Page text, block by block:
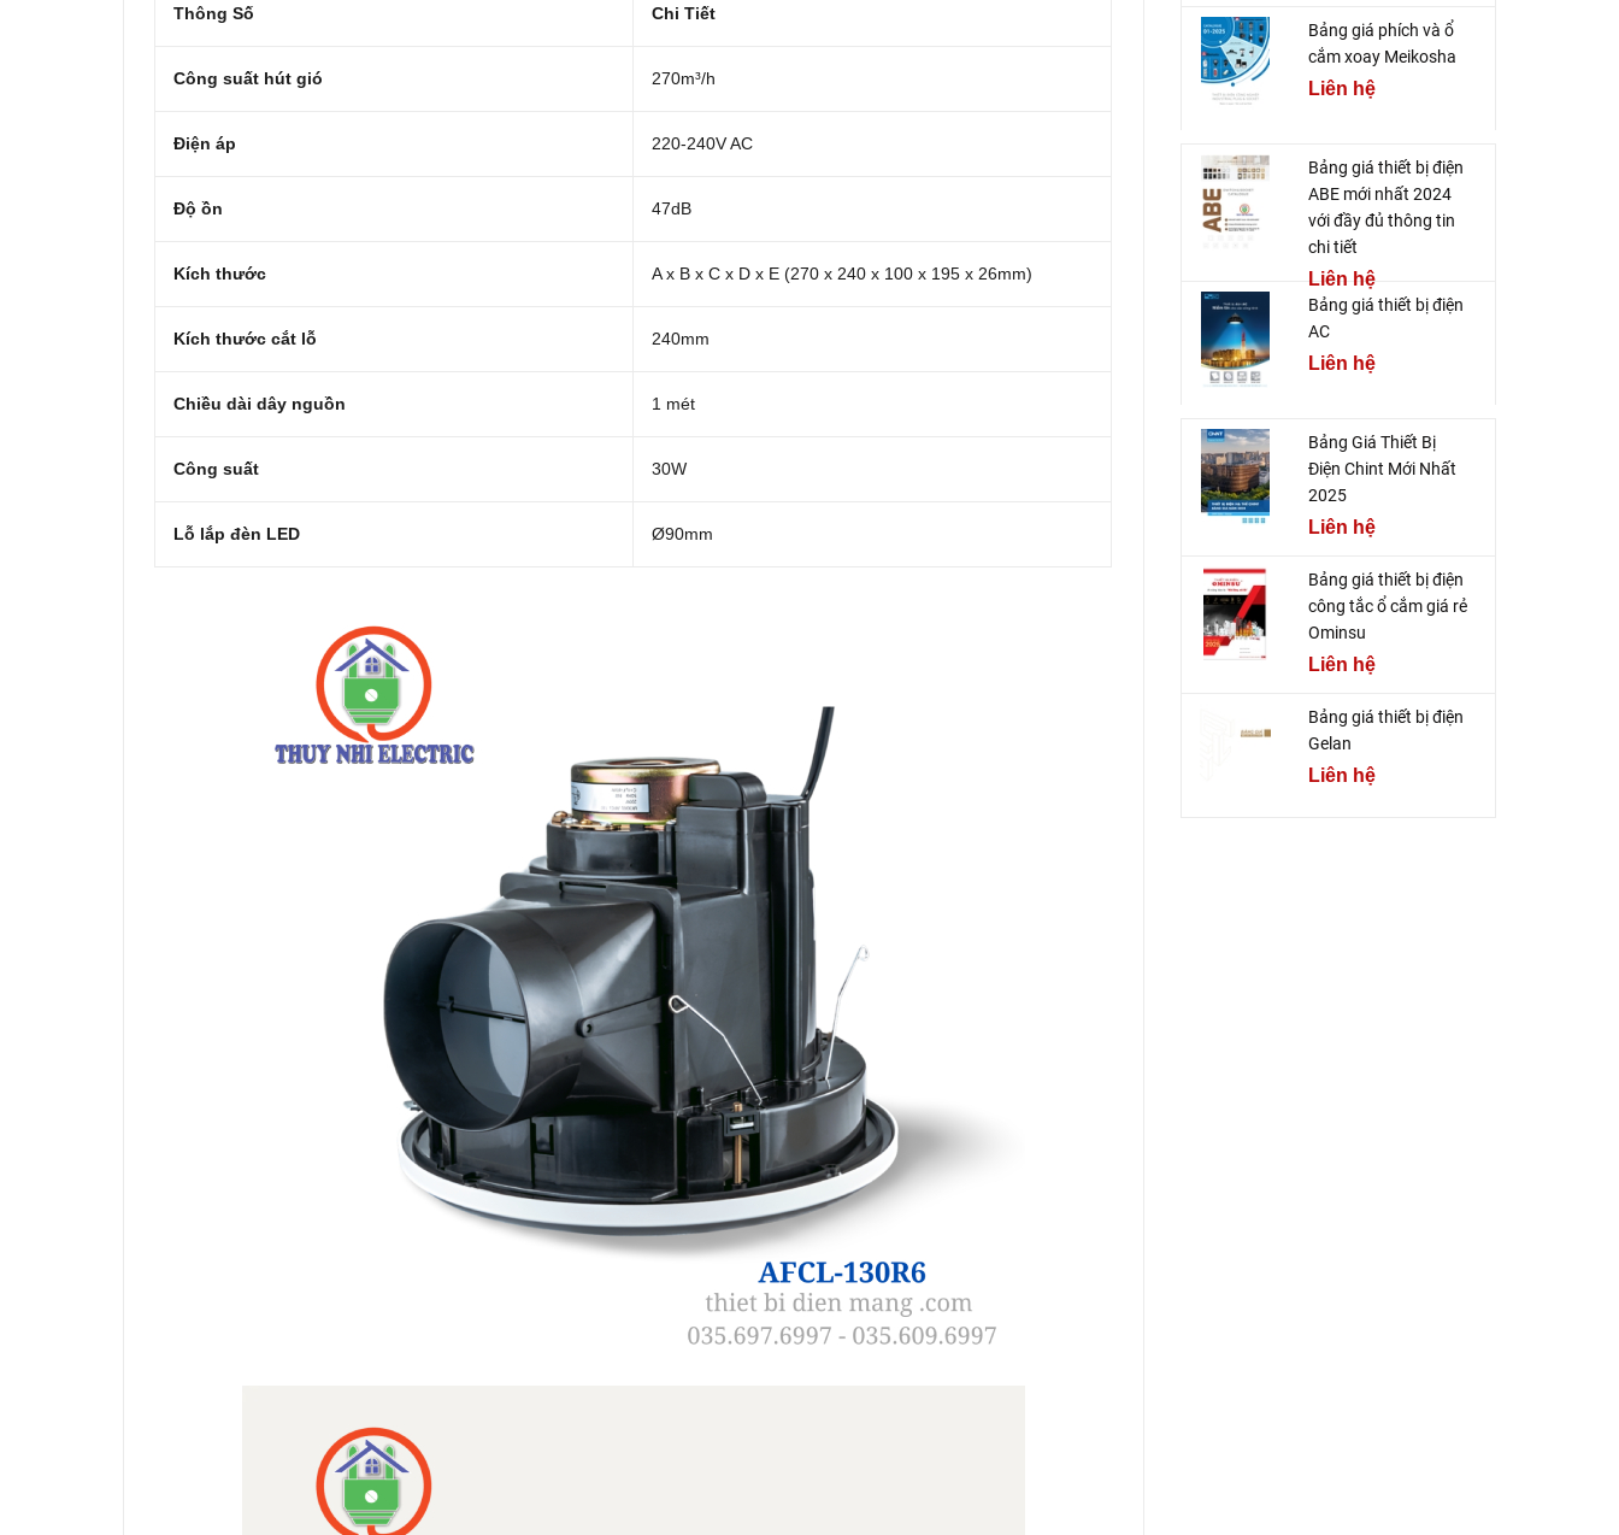
Thông Số Chi Tiết
Công suất hút gió 270m³/h
Điện áp 220-240V AC
Độ ồn 47dB
Kích thước A x B x C x D x E (270 x 240 x 100 x 195 x 26mm)
Kích thước cắt lỗ 240mm
Chiều dài dây nguồn 1 mét
Công suất 30W
Lỗ lắp đèn LED Ø90mm
Bảng giá phích và ổ
cắm xoay Meikosha
Liên hệ
Bảng giá thiết bị điện
ABE mới nhất 2024
với đầy đủ thông tin
chi tiết
Liên hệ
Bảng giá thiết bị điện
AC
Liên hệ
Bảng Giá Thiết Bị
Điện Chint Mới Nhất
2025
Liên hệ
Bảng giá thiết bị điện
công tắc ổ cắm giá rẻ
Ominsu
Liên hệ
Bảng giá thiết bị điện
Gelan
Liên hệ